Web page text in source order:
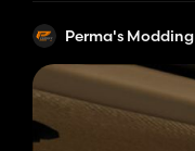
Perma's Modding